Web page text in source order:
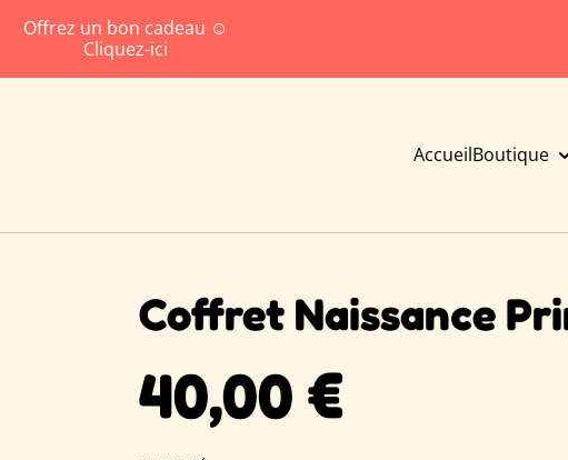
Offrez un bon cadeau ☺️
Cliquez-ici
AccueilBoutique
Coffret Naissance
40,00 €